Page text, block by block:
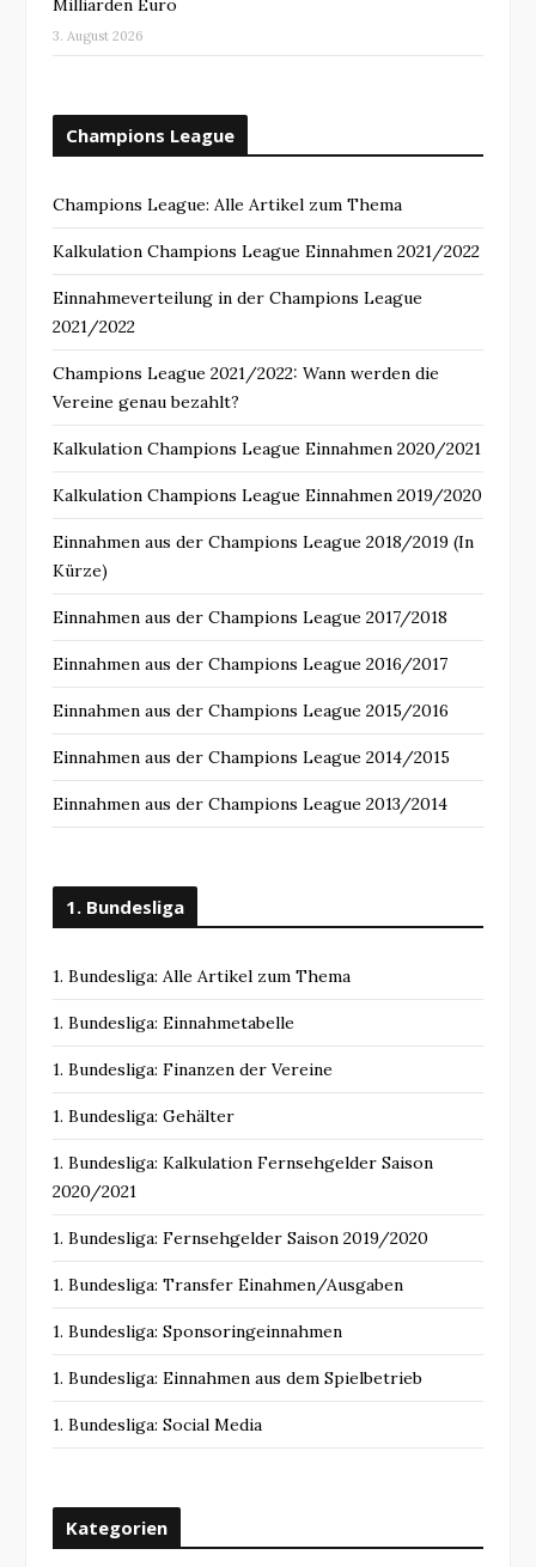
Milliarden Euro
3. August 2026
Champions League
Champions League: Alle Artikel zum Thema
Kalkulation Champions League Einnahmen 2021/2022
Einnahmeverteilung in der Champions League
2021/2022
Champions League 2021/2022: Wann werden die
Vereine genau bezahlt?
Kalkulation Champions League Einnahmen 2020/2021
Kalkulation Champions League Einnahmen 2019/2020
Einnahmen aus der Champions League 2018/2019 (In
Kürze)
Einnahmen aus der Champions League 2017/2018
Einnahmen aus der Champions League 2016/2017
Einnahmen aus der Champions League 2015/2016
Einnahmen aus der Champions League 2014/2015
Einnahmen aus der Champions League 2013/2014
1. Bundesliga
1. Bundesliga: Alle Artikel zum Thema
1. Bundesliga: Einnahmetabelle
1. Bundesliga: Finanzen der Vereine
1. Bundesliga: Gehälter
1. Bundesliga: Kalkulation Fernsehgelder Saison
2020/2021
1. Bundesliga: Fernsehgelder Saison 2019/2020
1. Bundesliga: Transfer Einahmen/Ausgaben
1. Bundesliga: Sponsoringeinnahmen
1. Bundesliga: Einnahmen aus dem Spielbetrieb
1. Bundesliga: Social Media
Kategorien